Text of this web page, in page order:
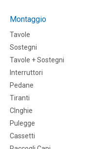
Montaggio
Tavole
Sostegni
Tavole + Sostegni
Interruttori
Pedane
Tiranti
CInghie
Pulegge
Cassetti